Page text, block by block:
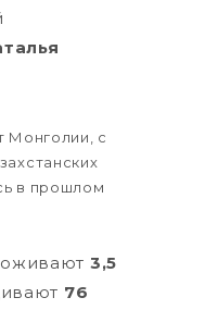
Монголии, с
в прошлом
3,5
76